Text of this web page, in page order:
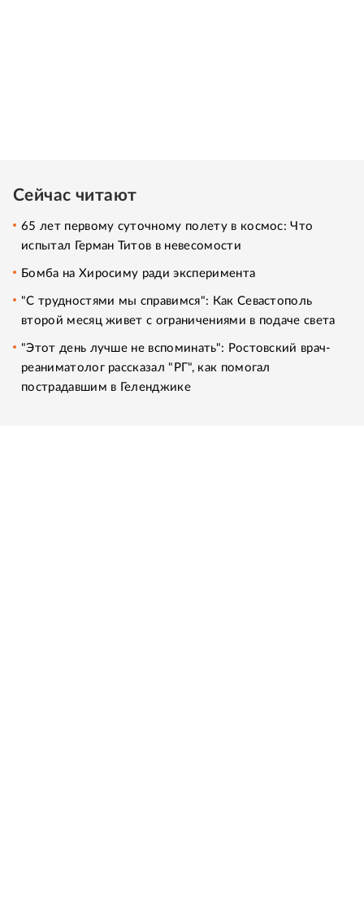
Сейчас читают
65 лет первому суточному полету в космос: Что
испытал Герман Титов в невесомости
Бомба на Хиросиму ради эксперимента
"С трудностями мы справимся": Как Севастополь
второй месяц живет с ограничениями в подаче света
"Этот день лучше не вспоминать": Ростовский врач-
реаниматолог рассказал "РГ", как помогал
пострадавшим в Геленджике